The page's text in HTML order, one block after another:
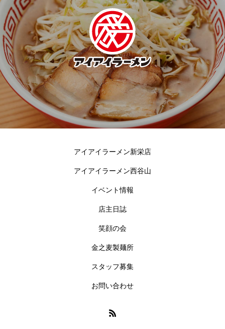
アイアイラーメン新栄店
アイアイラーメン西谷山
イベント情報
店主日誌
笑顔の会
金之麦製麺所
スタッフ募集
お問い合わせ